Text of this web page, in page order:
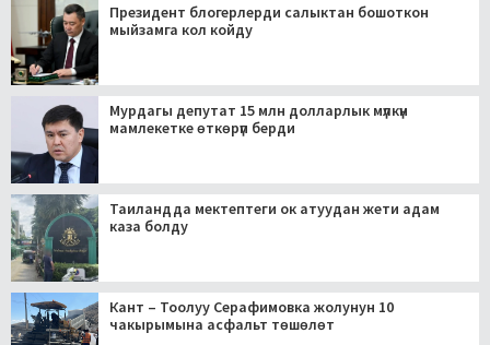
Президент блогерлерди салыктан бошоткон
мыйзамга кол койду
Мурдагы депутат 15 млн долларлык мүлкүн
мамлекетке өткөрүп берди
Таиландда мектептеги ок атуудан жети адам
каза болду
Кант – Тоолуу Серафимовка жолунун 10
чакырымына асфальт төшөлөт